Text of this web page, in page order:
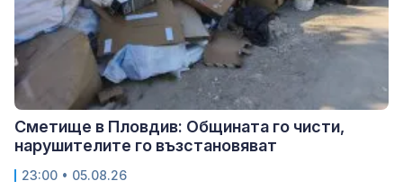
Сметище в Пловдив: Общината го чисти,
нарушителите го възстановяват
23:00 • 05.08.26